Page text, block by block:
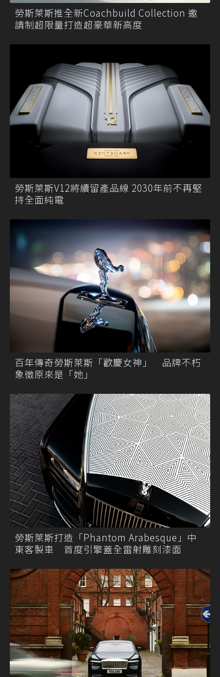
勞斯萊斯推全新Coachbuild Collection 邀
請制超限量打造超豪華新高度
勞斯萊斯V12將續留產品線 2030年前不再堅
持全面純電
百年傳奇勞斯萊斯「歡慶女神」 品牌不朽
象徵原來是「她」
勞斯萊斯打造「Phantom Arabesque」中
東客製車 首度引擎蓋全雷射雕刻漆面